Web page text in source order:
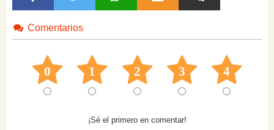
Comentarios
0 1 2 3 4
¡Sé el primero en comentar!